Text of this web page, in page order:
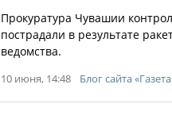
Прокуратура Чувашии
пострадали в результате
ведомства.
10 июня, 14:48 Блог сайта